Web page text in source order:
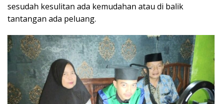
sesudah kesulitan ada kemudahan atau di balik
tantangan ada peluang.